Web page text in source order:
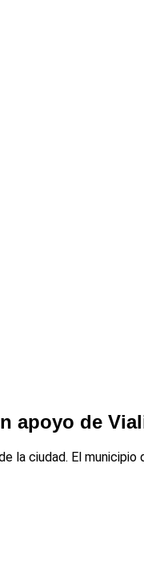
apoyo de
la ciudad. El municipio